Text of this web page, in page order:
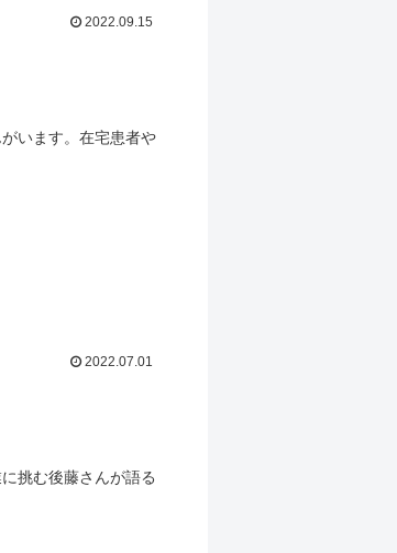
2022.09.15
います。在宅患者や
2022.07.01
挑む後藤さんが語る